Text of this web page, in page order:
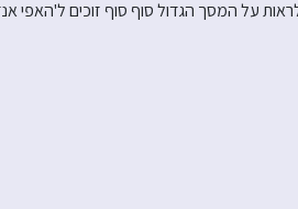
לראות על המסך הגדול סוף סוף זוכים ל'האפי